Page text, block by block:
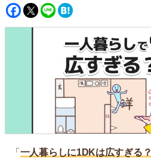
Facebook
Twitter
Line
「 一人暮らしに1DKは広すぎる？